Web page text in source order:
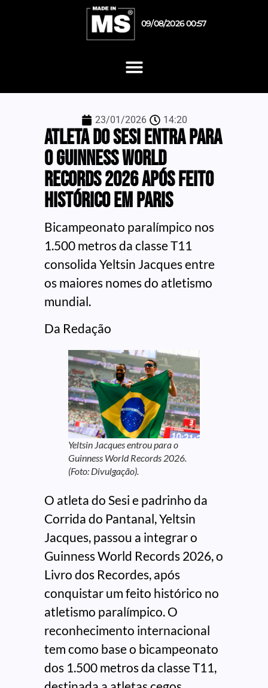
09/08/2026 00:57
23/01/2026 14:20
Atleta do Sesi entra para
o Guinness World
Records 2026 após feito
histórico em Paris
Bicampeonato paralímpico nos
1.500 metros da classe T11
consolida Yeltsin Jacques entre
os maiores nomes do atletismo
mundial.
Da Redação
Yeltsin Jacques entrou para o
Guinness World Records 2026.
(Foto: Divulgação).
O atleta do Sesi e padrinho da
Corrida do Pantanal, Yeltsin
Jacques, passou a integrar o
Guinness World Records 2026, o
Livro dos Recordes, após
conquistar um feito histórico no
atletismo paralímpico. O
reconhecimento internacional
tem como base o bicampeonato
dos 1.500 metros da classe T11,